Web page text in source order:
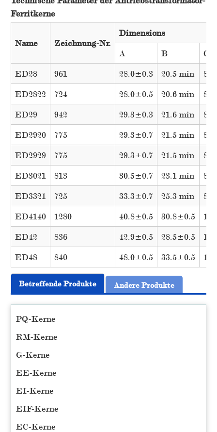
Ferritkerne
Name Zeichnung-Nr.
Dimensions
A
B
C
ED28
961 28.0±0.3 20.5 min
ED2822
724 28.0±0.5 20.6 min
ED29
942 29.3±0.3 21.6 min
ED2920
775 29.3±0.7 21.5 min
ED2929
775 29.3±0.7 21.5 min
ED3021
813 30.5±0.7 23.1 min
ED3321
725 33.3±0.7 25.3 min
ED4140
1280 40.8±0.5 30.8±0.5
ED42
836 42.9±0.5 28.5±0.5
ED48
840 48.0±0.5 33.5±0.5
Betreffende Produkte Andere Produkte
PQ-Kerne
RM-Kerne
G-Kerne
EE-Kerne
EI-Kerne
EIF-Kerne
EC-Kerne